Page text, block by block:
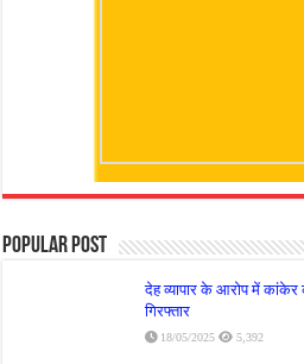
Popular Post
देह व्यापार के आरोप में कांकेर
गिरफ्तार
18/05/2025 5,392